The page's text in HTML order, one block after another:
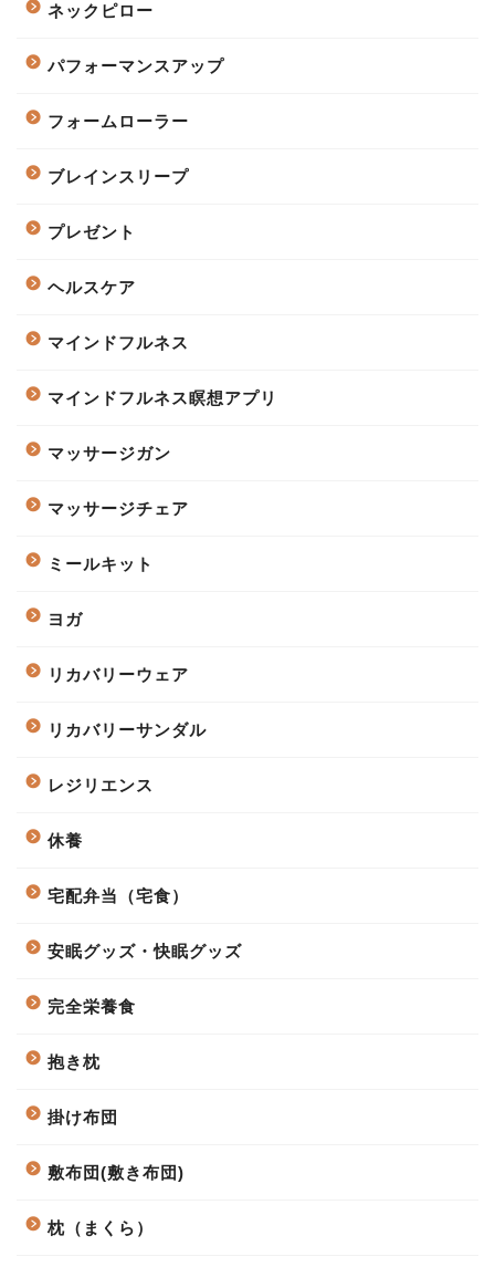
ネックピロー
パフォーマンスアップ
フォームローラー
ブレインスリープ
プレゼント
ヘルスケア
マインドフルネス
マインドフルネス瞑想アプリ
マッサージガン
マッサージチェア
ミールキット
ヨガ
リカバリーウェア
リカバリーサンダル
レジリエンス
休養
宅配弁当（宅食）
安眠グッズ・快眠グッズ
完全栄養食
抱き枕
掛け布団
敷布団(敷き布団)
枕（まくら）